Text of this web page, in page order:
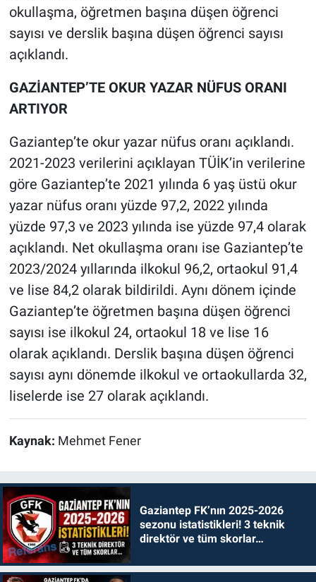
okullaşma, öğretmen başına düşen öğrenci
sayısı ve derslik başına düşen öğrenci sayısı
açıklandı.
GAZİANTEP’TE OKUR YAZAR NÜFUS ORANI
ARTIYOR
Gaziantep’te okur yazar nüfus oranı açıklandı.
2021-2023 verilerini açıklayan TÜİK’in verilerine
göre Gaziantep’te 2021 yılında 6 yaş üstü okur
yazar nüfus oranı yüzde 97,2, 2022 yılında
yüzde 97,3 ve 2023 yılında ise yüzde 97,4 olarak
açıklandı. Net okullaşma oranı ise Gaziantep’te
2023/2024 yıllarında ilkokul 96,2, ortaokul 91,4
ve lise 84,2 olarak bildirildi. Aynı dönem içinde
Gaziantep’te öğretmen başına düşen öğrenci
sayısı ise ilkokul 24, ortaokul 18 ve lise 16
olarak açıklandı. Derslik başına düşen öğrenci
sayısı aynı dönemde ilkokul ve ortaokullarda 32,
liselerde ise 27 olarak açıklandı.
Kaynak: Mehmet Fener
Gaziantep FK’nın 2025-2026
sezonu istatistikleri! 3 teknik
direktör ve tüm skorlar…